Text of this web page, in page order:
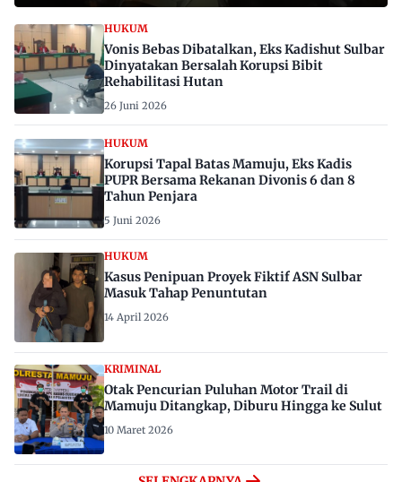
HUKUM
Vonis Bebas Dibatalkan, Eks Kadishut Sulbar
Dinyatakan Bersalah Korupsi Bibit
Rehabilitasi Hutan
26 Juni 2026
HUKUM
Korupsi Tapal Batas Mamuju, Eks Kadis
PUPR Bersama Rekanan Divonis 6 dan 8
Tahun Penjara
5 Juni 2026
HUKUM
Kasus Penipuan Proyek Fiktif ASN Sulbar
Masuk Tahap Penuntutan
14 April 2026
KRIMINAL
Otak Pencurian Puluhan Motor Trail di
Mamuju Ditangkap, Diburu Hingga ke Sulut
10 Maret 2026